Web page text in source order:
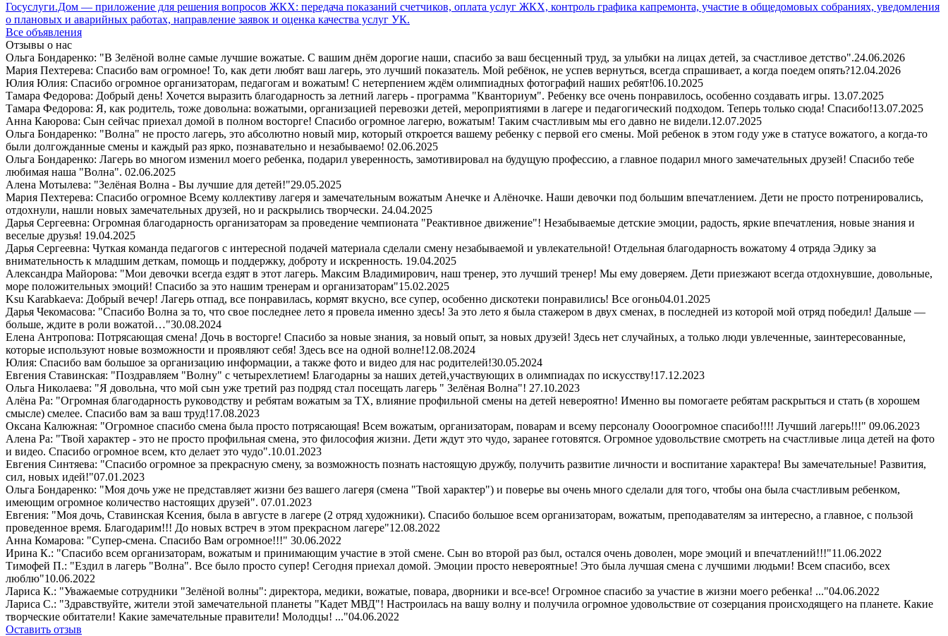
Госуслуги.Дом — приложение для решения вопросов ЖКХ: передача показаний счетчиков, оплата услуг ЖКХ, контроль графика капремонта, участие в общедомовых собраниях, уведомления
о плановых и аварийных работах, направление заявок и оценка качества услуг УК.
Все объявления
Отзывы о нас
Ольга Бондаренко: "В Зелёной волне самые лучшие вожатые. С вашим днём дорогие наши, спасибо за ваш бесценный труд, за улыбки на лицах детей, за счастливое детство".24.06.2026
Мария Пехтерева: Спасибо вам огромное! То, как дети любят ваш лагерь, это лучший показатель. Мой ребёнок, не успев вернуться, всегда спрашивает, а когда поедем опять?12.04.2026
Юлия Юлия: Спасибо огромное организаторам, педагогам и вожатым! С нетерпением ждём олимпиадных фотографий наших ребят!06.10.2025
Тамара Федорова: Добрый день! Хочется выразить благодарность за летний лагерь - программа "Кванториум". Ребенку все очень понравилось, особенно создавать игры. 13.07.2025
Тамара Федорова: Я, как родитель, тоже довольна: вожатыми, организацией перевозки детей, мероприятиями в лагере и педагогический подходом. Теперь только сюда! Спасибо!13.07.2025
Анна Каюрова: Сын сейчас приехал домой в полном восторге! Спасибо огромное лагерю, вожатым! Таким счастливым мы его давно не видели.12.07.2025
Ольга Бондаренко: "Волна" не просто лагерь, это абсолютно новый мир, который откроется вашему ребенку с первой его смены. Мой ребенок в этом году уже в статусе вожатого, а когда-то
были долгожданные смены и каждый раз ярко, познавательно и незабываемо! 02.06.2025
Ольга Бондаренко: Лагерь во многом изменил моего ребенка, подарил уверенность, замотивировал на будущую профессию, а главное подарил много замечательных друзей! Спасибо тебе
любимая наша "Волна". 02.06.2025
Алена Мотылева: "Зелёная Волна - Вы лучшие для детей!"29.05.2025
Мария Пехтерева: Спасибо огромное Всему коллективу лагеря и замечательным вожатым Анечке и Алёночке. Наши девочки под большим впечатлением. Дети не просто потренировались,
отдохнули, нашли новых замечательных друзей, но и раскрылись творчески. 24.04.2025
Дарья Сергеевна: Огромная благодарность организаторам за проведение чемпионата "Реактивное движение"! Незабываемые детские эмоции, радость, яркие впечатления, новые знания и
веселые друзья! 19.04.2025
Дарья Сергеевна: Чуткая команда педагогов с интересной подачей материала сделали смену незабываемой и увлекательной! Отдельная благодарность вожатому 4 отряда Эдику за
внимательность к младшим деткам, помощь и поддержку, доброту и искренность. 19.04.2025
Александра Майорова: "Мои девочки всегда ездят в этот лагерь. Максим Владимирович, наш тренер, это лучший тренер! Мы ему доверяем. Дети приезжают всегда отдохнувшие, довольные,
море положительных эмоций! Спасибо за это нашим тренерам и организаторам"15.02.2025
Ksu Karabkaeva: Добрый вечер! Лагерь отпад, все понравилась, кормят вкусно, все супер, особенно дискотеки понравились! Все огонь04.01.2025
Дарья Чекомасова: "Спасибо Волна за то, что свое последнее лето я провела именно здесь! За это лето я была стажером в двух сменах, в последней из которой мой отряд победил! Дальше —
больше, ждите в роли вожатой…"30.08.2024
Елена Антропова: Потрясающая смена! Дочь в восторге! Спасибо за новые знания, за новый опыт, за новых друзей! Здесь нет случайных, а только люди увлеченные, заинтересованные,
которые используют новые возможности и проявляют себя! Здесь все на одной волне!12.08.2024
Юлия: Спасибо вам большое за организацию информации, а также фото и видео для нас родителей!30.05.2024
Евгения Ставинская: "Поздравляем "Волну" с четырехлетием! Благодарны за наших детей,участвующих в олимпиадах по искусству!17.12.2023
Ольга Николаева: "Я довольна, что мой сын уже третий раз подряд стал посещать лагерь " Зелёная Волна"! 27.10.2023
Алёна Ра: "Огромная благодарность руководству и ребятам вожатым за ТХ, влияние профильной смены на детей невероятно! Именно вы помогаете ребятам раскрыться и стать (в хорошем
смысле) смелее. Спасибо вам за ваш труд!17.08.2023
Оксана Калюжная: "Огромное спасибо смена была просто потрясающая! Всем вожатым, организаторам, поварам и всему персоналу Оооогромное спасибо!!!! Лучший лагерь!!!" 09.06.2023
Алена Ра: "Твой характер - это не просто профильная смена, это философия жизни. Дети ждут это чудо, заранее готовятся. Огромное удовольствие смотреть на счастливые лица детей на фото
и видео. Спасибо огромное всем, кто делает это чудо".10.01.2023
Евгения Синтяева: "Спасибо огромное за прекрасную смену, за возможность познать настоящую дружбу, получить развитие личности и воспитание характера! Вы замечательные! Развития,
сил, новых идей!"07.01.2023
Ольга Бондаренко: "Моя дочь уже не представляет жизни без вашего лагеря (смена "Твой характер") и поверье вы очень много сделали для того, чтобы она была счастливым ребенком,
имеющим огромное количество настоящих друзей". 07.01.2023
Евгения: "Моя дочь, Ставинская Ксения, была в августе в лагере (2 отряд художники). Спасибо большое всем организаторам, вожатым, преподавателям за интересно, а главное, с пользой
проведенное время. Благодарим!!! До новых встреч в этом прекрасном лагере"12.08.2022
Анна Комарова: "Супер-смена. Спасибо Вам огромное!!!" 30.06.2022
Ирина К.: "Спасибо всем организаторам, вожатым и принимающим участие в этой смене. Сын во второй раз был, остался очень доволен, море эмоций и впечатлений!!!"11.06.2022
Тимофей П.: "Ездил в лагерь "Волна". Все было просто супер! Сегодня приехал домой. Эмоции просто невероятные! Это была лучшая смена с лучшими людьми! Всем спасибо, всех
люблю"10.06.2022
Лариса К.: "Уважаемые сотрудники "Зелёной волны": директора, медики, вожатые, повара, дворники и все-все! Огромное спасибо за участие в жизни моего ребенка! ..."04.06.2022
Лариса С.: "Здравствуйте, жители этой замечательной планеты "Кадет МВД"! Настроилась на вашу волну и получила огромное удовольствие от созерцания происходящего на планете. Какие
творческие обитатели! Какие замечательные правители! Молодцы! ..."04.06.2022
Оставить отзыв